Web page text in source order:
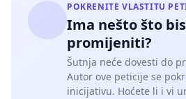
POKRENITE VLASTITU
Ima nešto što
promijeniti?
Šutnja neće dovesti do
Autor ove peticije se
inicijativu. Hoćete li i vi